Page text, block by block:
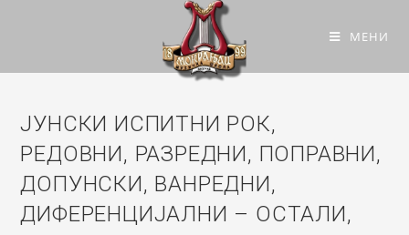
МЕНИ
ЈУНСКИ ИСПИТНИ РОК,
РЕДОВНИ, РАЗРЕДНИ, ПОПРАВНИ,
ДОПУНСКИ, ВАНРЕДНИ,
ДИФЕРЕНЦИЈАЛНИ – ОСТАЛИ,